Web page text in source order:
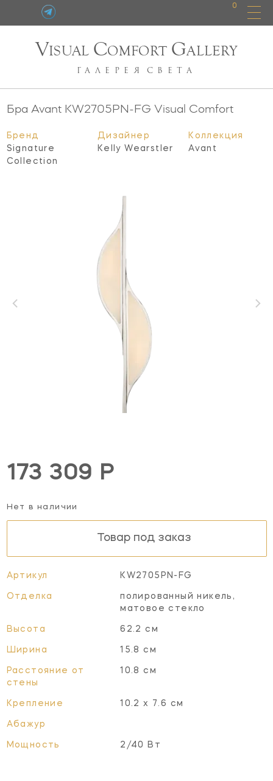
0
VISUAL COMFORT GALLERY
ГАЛЕРЕЯ СВЕТА
Бра Avant KW2705PN-FG Visual Comfort
Бренд
Signature
Collection
Дизайнер
Kelly Wearstler
Коллекция
Avant
173 309 Р
Нет в наличии
Товар под заказ
Артикул KW2705PN-FG
Отделка
полированный никель,
матовое стекло
Высота 62.2 см
Ширина 15.8 см
Расстояние от
стены
10.8 см
Крепление 10.2 х 7.6 см
Абажур
Мощность 2/40 Вт